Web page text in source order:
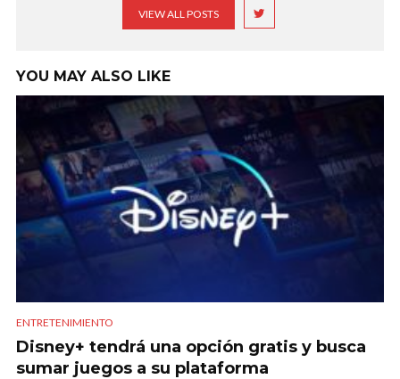
VIEW ALL POSTS
YOU MAY ALSO LIKE
ENTRETENIMIENTO
Disney+ tendrá una opción gratis y busca
sumar juegos a su plataforma